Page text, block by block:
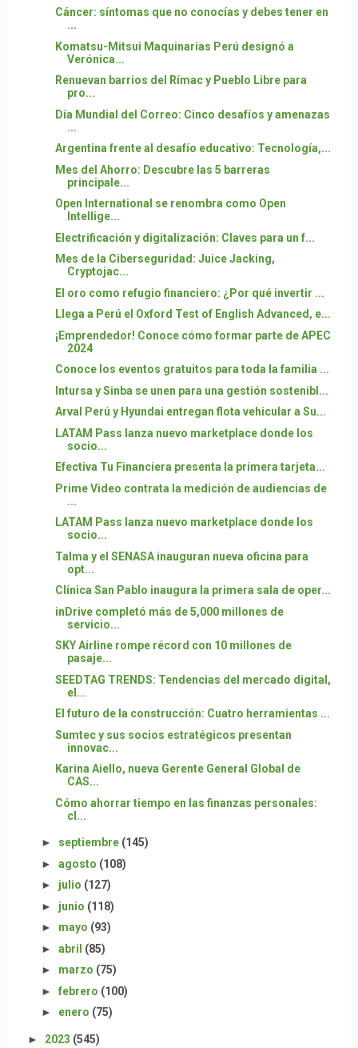
Cáncer: síntomas que no conocías y debes tener en
...
Komatsu-Mitsui Maquinarias Perú designó a
Verónica...
Renuevan barrios del Rímac y Pueblo Libre para
pro...
Día Mundial del Correo: Cinco desafíos y amenazas
...
Argentina frente al desafío educativo: Tecnología,...
Mes del Ahorro: Descubre las 5 barreras
principale...
Open International se renombra como Open
Intellige...
Electrificación y digitalización: Claves para un f...
Mes de la Ciberseguridad: Juice Jacking,
Cryptojac...
El oro como refugio financiero: ¿Por qué invertir ...
Llega a Perú el Oxford Test of English Advanced, e...
¡Emprendedor! Conoce cómo formar parte de APEC
2024
Conoce los eventos gratuitos para toda la familia ...
Intursa y Sinba se unen para una gestión sostenibl...
Arval Perú y Hyundai entregan flota vehicular a Su...
LATAM Pass lanza nuevo marketplace donde los
socio...
Efectiva Tu Financiera presenta la primera tarjeta...
Prime Video contrata la medición de audiencias de
...
LATAM Pass lanza nuevo marketplace donde los
socio...
Talma y el SENASA inauguran nueva oficina para
opt...
Clínica San Pablo inaugura la primera sala de oper...
inDrive completó más de 5,000 millones de
servicio...
SKY Airline rompe récord con 10 millones de
pasaje...
SEEDTAG TRENDS: Tendencias del mercado digital,
el...
El futuro de la construcción: Cuatro herramientas ...
Sumtec y sus socios estratégicos presentan
innovac...
Karina Aiello, nueva Gerente General Global de
CAS...
Cómo ahorrar tiempo en las finanzas personales:
cl...
► septiembre (145)
► agosto (108)
► julio (127)
► junio (118)
► mayo (93)
► abril (85)
► marzo (75)
► febrero (100)
► enero (75)
► 2023 (545)